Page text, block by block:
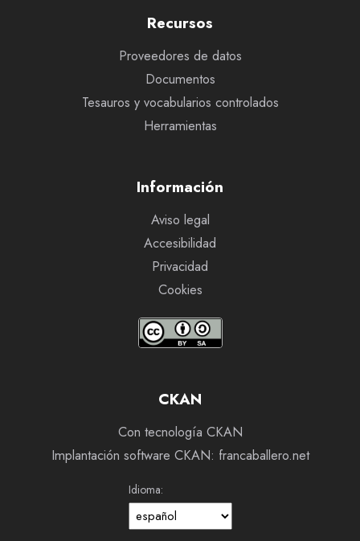
Recursos
Proveedores de datos
Documentos
Tesauros y vocabularios controlados
Herramientas
Información
Aviso legal
Accesibilidad
Privacidad
Cookies
CKAN
Con tecnología CKAN
Implantación software CKAN: francaballero.net
Idioma